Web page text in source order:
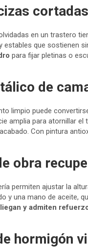
en un trastero
que sostienen
para fijar pletinas o
de
limpio puede
amplia para atornillar el
Con pintura
obra
permiten ajustar la
y una mano de aceite,
y admiten
hormigón